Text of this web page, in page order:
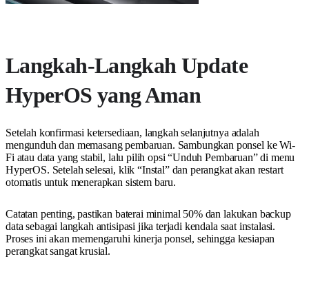
Langkah-Langkah Update
HyperOS yang Aman
Setelah konfirmasi ketersediaan, langkah selanjutnya adalah
mengunduh dan memasang pembaruan. Sambungkan ponsel ke Wi-
Fi atau data yang stabil, lalu pilih opsi “Unduh Pembaruan” di menu
HyperOS. Setelah selesai, klik “Instal” dan perangkat akan restart
otomatis untuk menerapkan sistem baru.
Catatan penting, pastikan baterai minimal 50% dan lakukan backup
data sebagai langkah antisipasi jika terjadi kendala saat instalasi.
Proses ini akan memengaruhi kinerja ponsel, sehingga kesiapan
perangkat sangat krusial.